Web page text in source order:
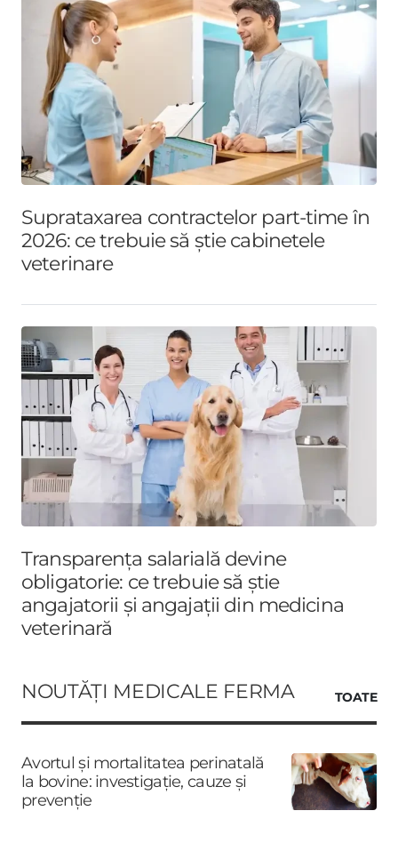
Suprataxarea contractelor part-time în
2026: ce trebuie să știe cabinetele
veterinare
Transparența salarială devine
obligatorie: ce trebuie să știe
angajatorii și angajații din medicina
veterinară
NOUTĂȚI MEDICALE FERMA TOATE
Avortul și mortalitatea perinatală
la bovine: investigație, cauze și
prevenție